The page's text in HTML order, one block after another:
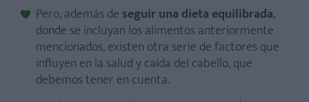
Pero, además de seguir una dieta equilibrada,
donde se incluyan los alimentos anteriormente
mencionados, existen otra serie de factores que
influyen en la salud y caída del cabello, que
debemos tener en cuenta.